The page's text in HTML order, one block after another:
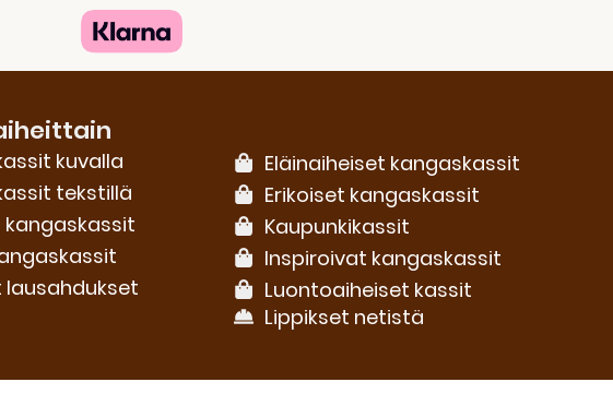
kuvalla
tekstillä
kangaskassit
lausahdukset
Eläinaiheiset kangaskassit
Erikoiset kangaskassit
Kaupunkikassit
Inspiroivat kangaskassit
Luontoaiheiset kassit
Lippikset netistä